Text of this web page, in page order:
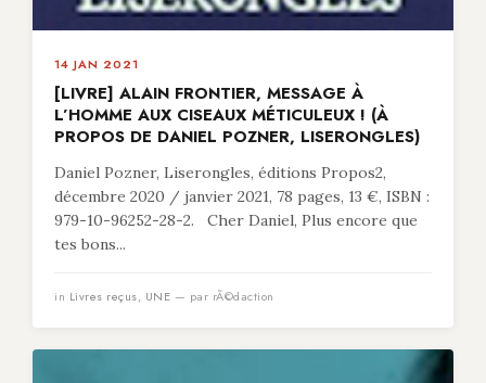
14 JAN 2021
[LIVRE] ALAIN FRONTIER, MESSAGE À
L’HOMME AUX CISEAUX MÉTICULEUX ! (À
PROPOS DE DANIEL POZNER, LISERONGLES)
Daniel Pozner, Liserongles, éditions Propos2,
décembre 2020 / janvier 2021, 78 pages, 13 €, ISBN :
979-10-96252-28-2. Cher Daniel, Plus encore que
tes bons...
in Livres reçus, UNE — par rÃ©daction